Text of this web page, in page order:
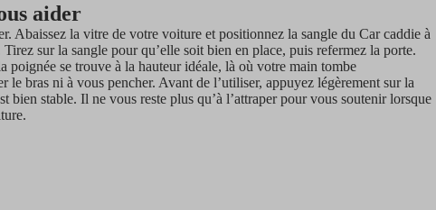
aider
Abaissez la vitre de votre voiture et positionnez la sangle du Car caddie à
sur la sangle pour qu’elle soit bien en place, puis refermez la porte.
poignée se trouve à la hauteur idéale, là où votre main tombe
le bras ni à vous pencher. Avant de l’utiliser, appuyez légèrement sur la
bien stable. Il ne vous reste plus qu’à l’attraper pour vous soutenir lorsque